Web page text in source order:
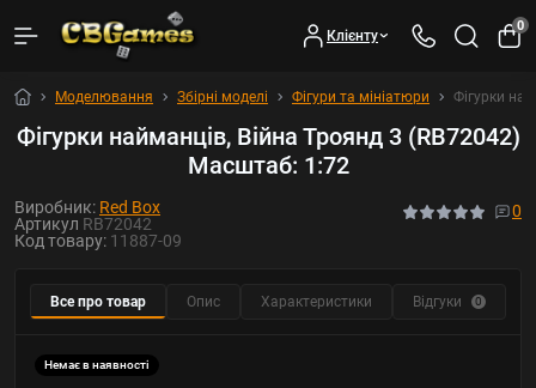
Клієнту
0
Моделювання Збірні моделі Фігури та мініатюри Фігурки
Фігурки найманців, Війна Троянд 3 (RB72042)
Масштаб: 1:72
Виробник: Red Box
Артикул RB72042
Код товару: 11887-09
0
Все про товар Опис Характеристики Відгуки 0
Немає в наявності